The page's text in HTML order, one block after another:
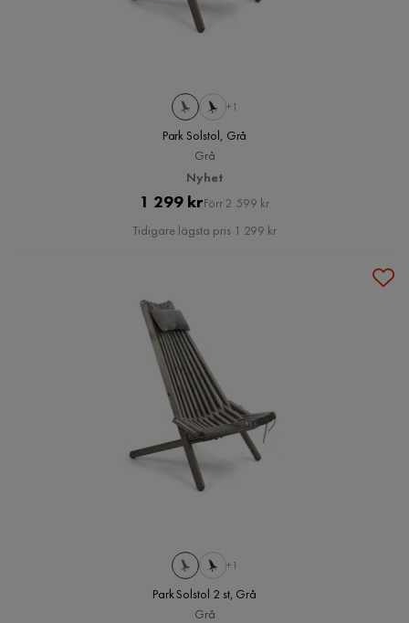
+1
Park Solstol, Grå
Grå
Nyhet
Pris
1 299 krOriginal
Pris
Förr 2 599 kr
Tidigare lägsta pris 1 299 kr
+1
Park Solstol 2 st, Grå
Grå